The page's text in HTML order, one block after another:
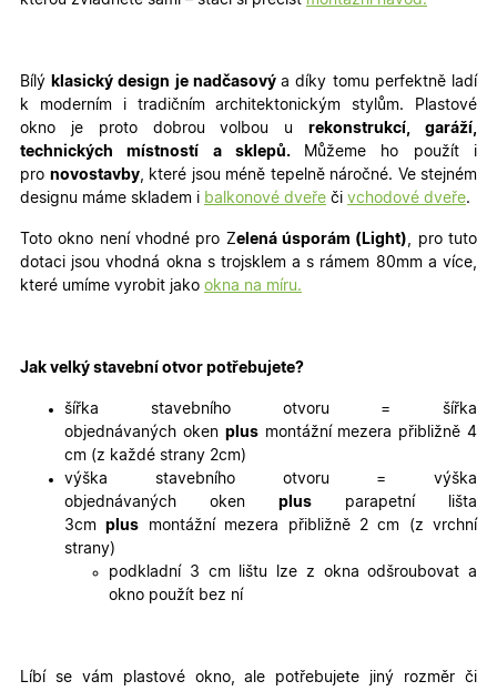
Bílý klasický design je nadčasovýa díky tomu perfektně ladí
k moderním i tradičním architektonickým stylům. Plastové
okno je proto dobrou volbou urekonstrukcí, garáží,
technických místností a sklepů.
Můžeme ho použít i
pro novostavby, které jsou méně tepelně náročné. Ve stejném
designu máme skladem i balkonové dveře či vchodové dveře.
Toto okno není vhodné pro Zelená úsporám (Light), pro tuto
dotaci jsou vhodná okna s trojsklem a s rámem 80mm a více,
které umíme vyrobit jako okna na míru.
Jak velký stavební otvor potřebujete?
šířka stavebního otvoru = šířka
objednávaných oken plusmontážní mezera přibližně 4
cm (z každé strany 2cm)
výška stavebního otvoru = výška
objednávaných oken plus parapetní lišta
3cmplus montážní mezera přibližně 2 cm (z vrchní
strany)
podkladní 3 cm lištu lze z okna odšroubovat a
okno použít bez ní
Líbí se vám plastové okno, ale potřebujete jiný rozměr či